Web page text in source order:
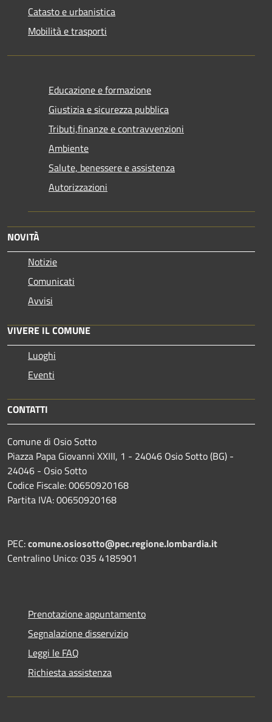
Catasto e urbanistica
Mobilità e trasporti
Educazione e formazione
Giustizia e sicurezza pubblica
Tributi,finanze e contravvenzioni
Ambiente
Salute, benessere e assistenza
Autorizzazioni
NOVITÀ
Notizie
Comunicati
Avvisi
VIVERE IL COMUNE
Luoghi
Eventi
CONTATTI
Comune di Osio Sotto
Piazza Papa Giovanni XXIII, 1 - 24046 Osio Sotto (BG) -
24046 - Osio Sotto
Codice Fiscale: 00650920168
Partita IVA: 00650920168
PEC:comune.osiosotto@pec.regione.lombardia.it
Centralino Unico: 035 4185901
Prenotazione appuntamento
Segnalazione disservizio
Leggi le FAQ
Richiesta assistenza